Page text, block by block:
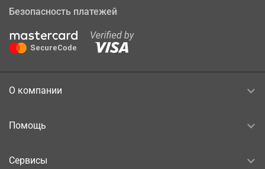
Безопасность платежей
О компании
Помощь
Сервисы